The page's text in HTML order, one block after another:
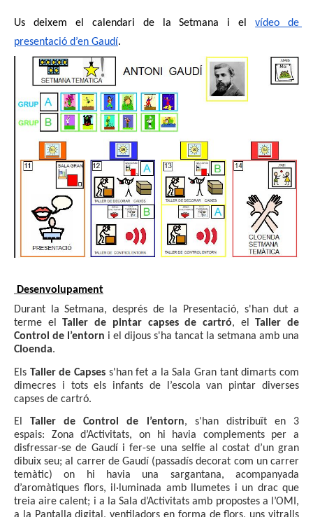
Us deixem el calendari de la Setmana i el vídeo de
presentació d’en Gaudí.
Desenvolupament
Durant la Setmana, després de la Presentació, s'han dut a
terme elTaller de pintar capses de cartró, elTaller de
Control de l’entorn i el dijous s'ha tancat la setmana amb una
Cloenda.
Els Taller de Capses s'han fet a la Sala Gran tant dimarts com
dimecres i tots els infants de l’escola van pintar diverses
capses de cartró.
ElTaller de Control de l’entorn, s'han distribuït en 3
espais: Zona d’Activitats, on hi havia complements per a
disfressar-se de Gaudí i fer-se una selfie al costat d’un gran
dibuix seu; a l carrer de Gaudí (passadís decorat com un carrer
temàtic) on hi havia una sargantana, acompanyada
d’aromàtiques flors, il·luminada amb llumetes i un drac que
treia aire calent; i a la Sala d’Activitats amb propostes a l’OMI,